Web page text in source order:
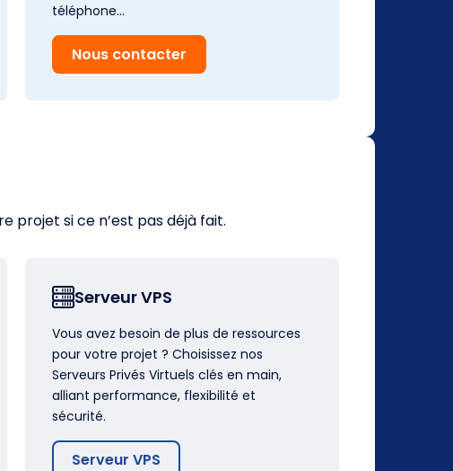
téléphone…
Nous contacter
projet si ce n’est pas déjà fait.
Serveur VPS
Vous avez besoin de plus de ressources
pour votre projet ? Choisissez nos
Serveurs Privés Virtuels clés en main,
alliant performance, flexibilité et
sécurité.
Serveur VPS